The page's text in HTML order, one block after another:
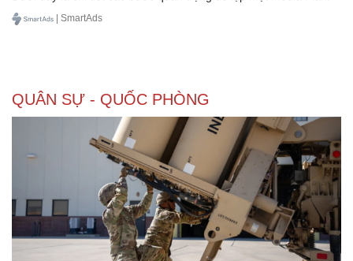
| SmartAds
QUÂN SỰ - QUỐC PHÒNG